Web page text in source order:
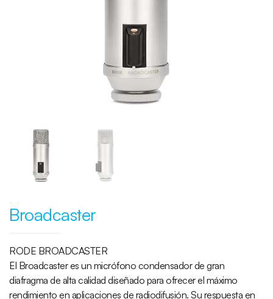
Broadcaster
RODE BROADCASTER
El Broadcaster es un micrófono condensador de gran
diafragma de alta calidad diseñado para ofrecer el máximo
rendimiento en aplicaciones de radiodifusión. Su respuesta en